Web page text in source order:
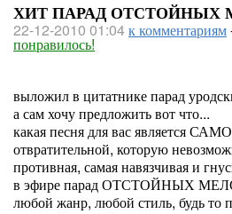
ХИТ ПАРАД ОТСТОЙНЫХ
22-12-2010 01:04к комментариям
понравилось!
выложил в цитатнике парад
а сам хочу предложить вот что...
какая песня для вас является
отвратительной, которую
противная, самая навязчивая и
в эфире парад ОТСТОЙНЫХ
любой жанр, любой стиль, будь то